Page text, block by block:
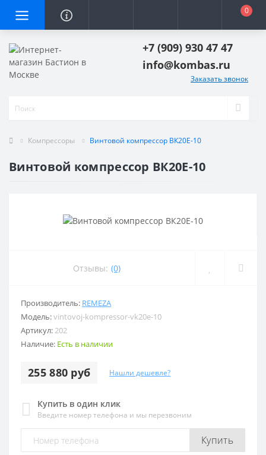
0
+7 (909) 930 47 47
info@kombas.ru
Заказать звонок
Компрессоры Винтовой компрессор ВК20Е-10
Винтовой компрессор ВК20Е-10
Отзывы: (0)
Производитель: REMEZA
Модель:vintovoj-kompressor-vk20e-10
Артикул:202
Наличие: Есть в наличии
255 880 руб Нашли дешевле?
Купить в один клик
Введите номер телефона и мы перезвоним
Купить